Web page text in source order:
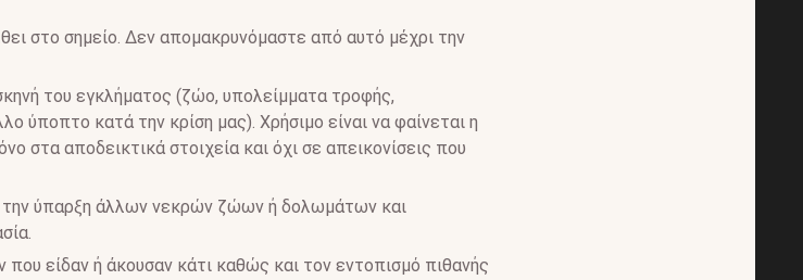
στο σημείο. Δεν απομακρυνόμαστε από αυτό μέχρι την
του εγκλήματος (ζώο, υπολείμματα τροφής,
ύποπτο κατά την κρίση μας). Χρήσιμο είναι να φαίνεται η
στα αποδεικτικά στοιχεία και όχι σε απεικονίσεις που
την ύπαρξη άλλων νεκρών ζώων ή δολωμάτων και
είδαν ή άκουσαν κάτι καθώς και τον εντοπισμό πιθανής